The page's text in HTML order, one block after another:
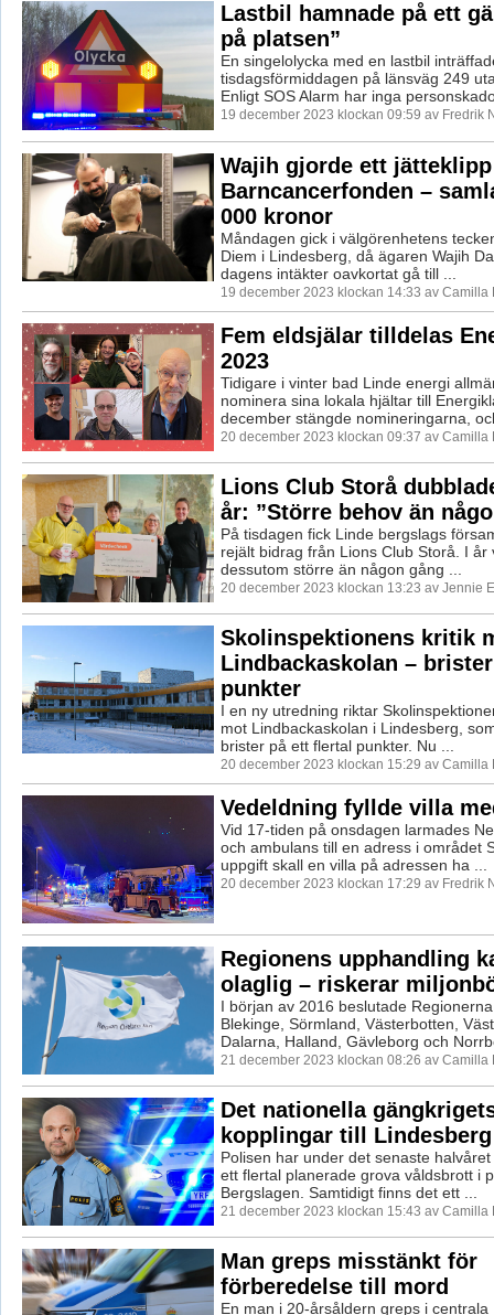
Lastbil hamnade på ett
på platsen”
En singelolycka med en lastbil
tisdagsförmiddagen på länsväg 249
Enligt SOS Alarm har inga
19 december 2023 klockan 09:59 av Fredrik
Wajih gjorde ett
Barncancerfonden –
000 kronor
Måndagen gick i välgörenhetens
Diem i Lindesberg, då ägaren Wajih
dagens intäkter oavkortat gå till ...
19 december 2023 klockan 14:33 av Camilla
Fem eldsjälar tilldelas
2023
Tidigare i vinter bad Linde energi
nominera sina lokala hjältar till
december stängde nomineringarna,
20 december 2023 klockan 09:37 av Camilla
Lions Club Storå
år: ”Större behov än
På tisdagen fick Linde bergslags
rejält bidrag från Lions Club Storå. I år
dessutom större än någon gång ...
20 december 2023 klockan 13:23 av Jennie
Skolinspektionens kritik
Lindbackaskolan –
punkter
I en ny utredning riktar
mot Lindbackaskolan i Lindesberg,
brister på ett flertal punkter. Nu ...
20 december 2023 klockan 15:29 av Camilla
Vedeldning fyllde villa
Vid 17-tiden på onsdagen larmades
och ambulans till en adress i området
uppgift skall en villa på adressen ha ...
20 december 2023 klockan 17:29 av Fredrik
Regionens upphandling
olaglig – riskerar
I början av 2016 beslutade
Blekinge, Sörmland, Västerbotten,
Dalarna, Halland, Gävleborg och
21 december 2023 klockan 08:26 av Camilla
Det nationella
kopplingar till Lindesberg
Polisen har under det senaste
ett flertal planerade grova våldsbrott i
Bergslagen. Samtidigt finns det ett ...
21 december 2023 klockan 15:43 av Camilla
Man greps misstänkt för
förberedelse till mord
En man i 20-årsåldern greps i centrala